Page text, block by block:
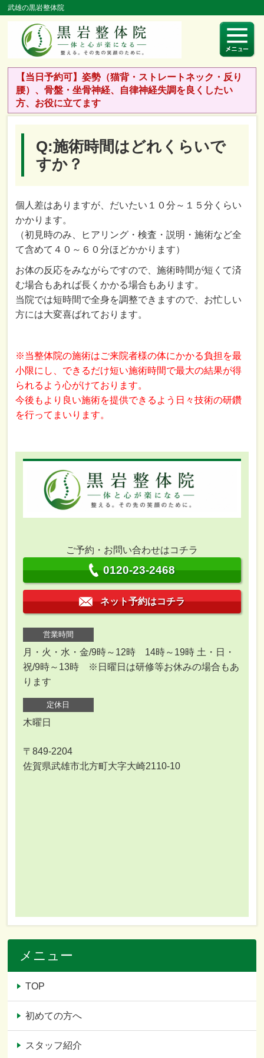
武雄の黒岩整体院
【当日予約可】姿勢（猫背・ストレートネック・反り
腰）、骨盤・坐骨神経、自律神経失調を良くしたい
方、お役に立てます
Q:施術時間はどれくらいで
すか？
個人差はありますが、だいたい１０分～１５分くらい
かかります。
（初見時のみ、ヒアリング・検査・説明・施術など全
て含めて４０～６０分ほどかかります）
お体の反応をみながらですので、施術時間が短くて済
む場合もあれば長くかかる場合もあります。
当院では短時間で全身を調整できますので、お忙しい
方には大変喜ばれております。
※当整体院の施術はご来院者様の体にかかる負担を最
小限にし、できるだけ短い施術時間で最大の結果が得
られるよう心がけております。
今後もより良い施術を提供できるよう日々技術の研鑽
を行ってまいります。
ご予約・お問い合わせはコチラ
0120-23-2468
ネット予約はコチラ
営業時間
月・火・水・金/9時～12時 14時～19時 土・日・
祝/9時～13時 ※日曜日は研修等お休みの場合もあ
ります
定休日
木曜日
〒849-2204
佐賀県武雄市北方町大字大崎2110-10
メニュー
TOP
初めての方へ
スタッフ紹介